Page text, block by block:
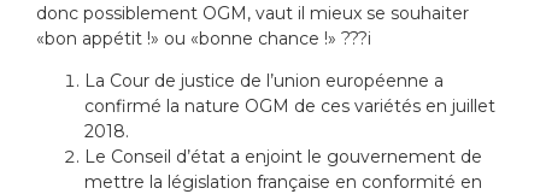
donc possiblement OGM, vaut il mieux se souhaiter
«bon appétit !» ou «bonne chance !» ???i
La Cour de justice de l’union européenne a
confirmé la nature OGM de ces variétés en juillet
2018.
Le Conseil d’état a enjoint le gouvernement de
mettre la législation française en conformité en